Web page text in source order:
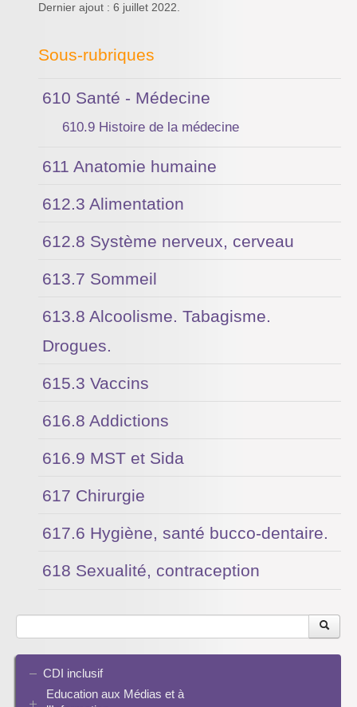
Dernier ajout : 6 juillet 2022.
Sous-rubriques
610 Santé - Médecine
610.9 Histoire de la médecine
611 Anatomie humaine
612.3 Alimentation
612.8 Système nerveux, cerveau
613.7 Sommeil
613.8 Alcoolisme. Tabagisme.
Drogues.
615.3 Vaccins
616.8 Addictions
616.9 MST et Sida
617 Chirurgie
617.6 Hygiène, santé bucco-dentaire.
618 Sexualité, contraception
CDI inclusif
Education aux Médias et à